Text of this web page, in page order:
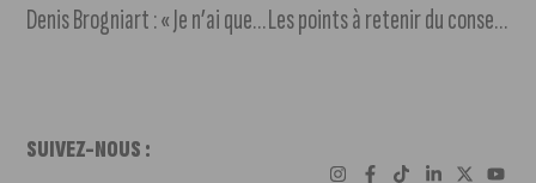
Denis Brogniart : « Je n’ai que des souvenirs de tendresse en Bourgogne » Les points à retenir du conseil municipal de Dijon du 25 septembre
SUIVEZ-NOUS :